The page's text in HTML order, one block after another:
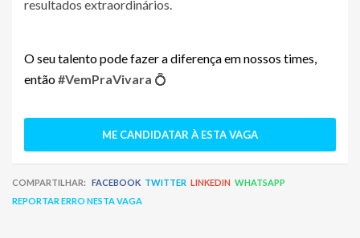
resultados extraordinários.
O seu talento pode fazer a diferença em nossos times,
então#VemPraVivara 💍
ME CANDIDATAR À ESTA VAGA
COMPARTILHAR: FACEBOOK TWITTER LINKEDIN WHATSAPP
REPORTAR ERRO NESTA VAGA